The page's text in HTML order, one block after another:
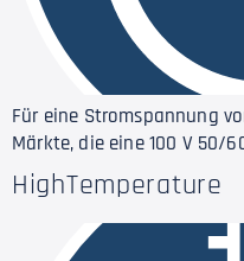
Für eine Stromspannung
Märkte, die eine 100 V 50/
HighTemperature